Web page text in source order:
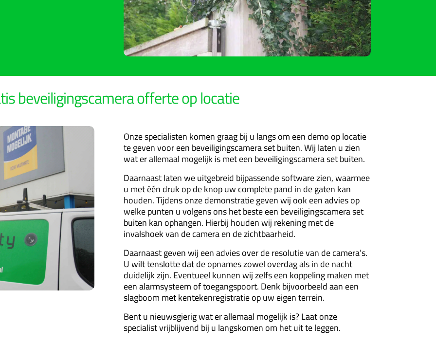
beveiligingscamera offerte op locatie
Onze specialisten komen graag bij u langs om een demo op locatie
te geven voor een beveiligingscamera set buiten. Wij laten u zien
wat er allemaal mogelijk is met een beveiligingscamera set buiten.
Daarnaast laten we uitgebreid bijpassende software zien, waarmee
u met één druk op de knop uw complete pand in de gaten kan
houden. Tijdens onze demonstratie geven wij ook een advies op
welke punten u volgens ons het beste een beveiligingscamera set
buiten kan ophangen. Hierbij houden wij rekening met de
invalshoek van de camera en de zichtbaarheid.
Daarnaast geven wij een advies over de resolutie van de camera’s.
U wilt tenslotte dat de opnames zowel overdag als in de nacht
duidelijk zijn. Eventueel kunnen wij zelfs een koppeling maken met
een alarmsysteem of toegangspoort. Denk bijvoorbeeld aan een
slagboom met kentekenregistratie op uw eigen terrein.
Bent u nieuwsgierig wat er allemaal mogelijk is? Laat onze
specialist vrijblijvend bij u langskomen om het uit te leggen.